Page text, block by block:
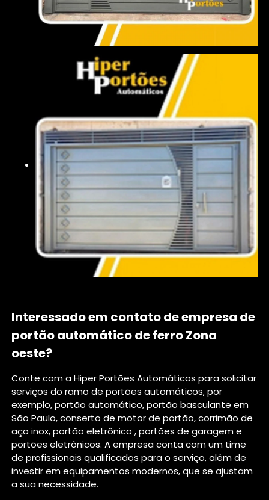
Interessado em contato de empresa de
portão automático de ferro Zona
oeste?
Conte com a Hiper Portões Automáticos para solicitar
serviços do ramo de portões automáticos, por
exemplo, portão automático, portão basculante em
São Paulo, conserto de motor de portão, corrimão de
aço inox, portão eletrônico , portões de garagem e
portões eletrônicos. A empresa conta com um time
de profissionais qualificados para o serviço, além de
investir em equipamentos modernos, que se ajustam
a sua necessidade.